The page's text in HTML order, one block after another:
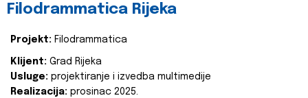
Filodrammatica Rijeka
Projekt: Filodrammatica
Klijent: Grad Rijeka
Usluge: projektiranje i izvedba multimedije
Realizacija: prosinac 2025.